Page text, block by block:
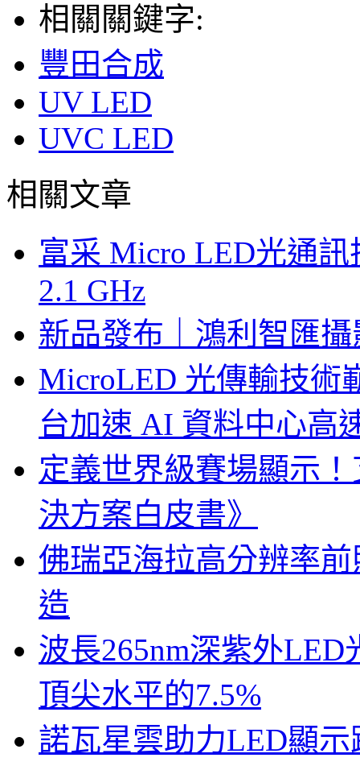
相關關鍵字:
豐田合成
UV LED
UVC LED
相關文章
富采 Micro LED光通
2.1 GHz
新品發布｜鴻利智匯
MicroLED 光傳輸技術
台加速 AI 資料中心高
定義世界級賽場顯示
決方案白皮書》
佛瑞亞海拉高分辨率
造
波長265nm深紫外
頂尖水平的7.5%
諾瓦星雲助力LED顯